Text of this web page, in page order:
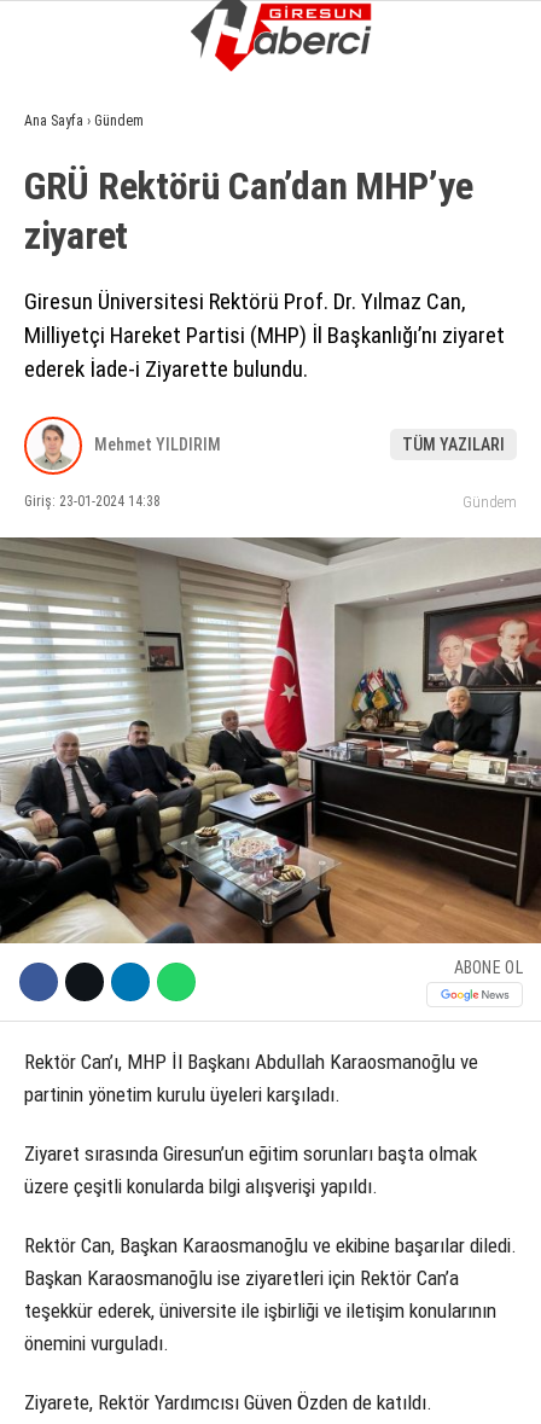
WhatsApp İhbar Hattı
Facebook
Instagram
Youtube
GÜNDEM
EKONOMI
SIYASET
ASAYIŞ
YAŞAM
SAĞLIK
KÜLTÜR SANAT
SERVISLER
Ana Sayfa › Gündem
GRÜ Rektörü Can’dan MHP’ye
ziyaret
Giresun Üniversitesi Rektörü Prof. Dr. Yılmaz Can,
Milliyetçi Hareket Partisi (MHP) İl Başkanlığı’nı ziyaret
ederek İade-i Ziyarette bulundu.
Mehmet YILDIRIM TÜM YAZILARI
Giriş: 23-01-2024 14:38 Gündem
ABONE OL
Rektör Can’ı, MHP İl Başkanı Abdullah Karaosmanoğlu ve
partinin yönetim kurulu üyeleri karşıladı.
Ziyaret sırasında Giresun’un eğitim sorunları başta olmak
üzere çeşitli konularda bilgi alışverişi yapıldı.
Rektör Can, Başkan Karaosmanoğlu ve ekibine başarılar diledi.
Başkan Karaosmanoğlu ise ziyaretleri için Rektör Can’a
teşekkür ederek, üniversite ile işbirliği ve iletişim konularının
önemini vurguladı.
Ziyarete, Rektör Yardımcısı Güven Özden de katıldı.